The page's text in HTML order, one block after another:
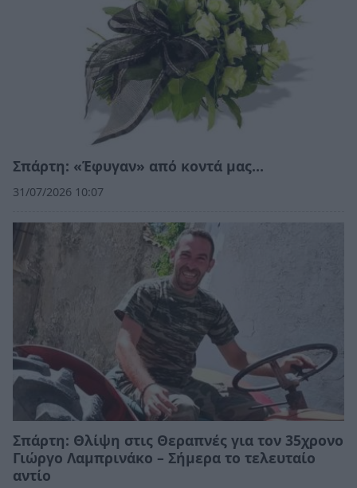
Σπάρτη: «Έφυγαν» από κοντά μας…
31/07/2026 10:07
Σπάρτη: Θλίψη στις Θεραπνές για τον 35χρονο
Γιώργο Λαμπρινάκο – Σήμερα το τελευταίο
αντίο